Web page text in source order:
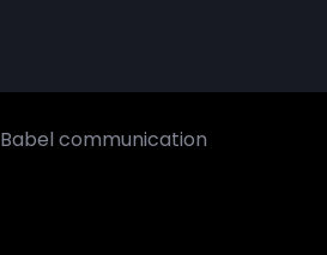
Babel communication